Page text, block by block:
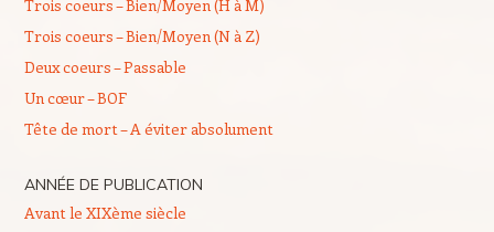
Trois coeurs – Bien/Moyen (H à M)
Trois coeurs – Bien/Moyen (N à Z)
Deux coeurs – Passable
Un cœur – BOF
Tête de mort – A éviter absolument
ANNÉE DE PUBLICATION
Avant le XIXème siècle